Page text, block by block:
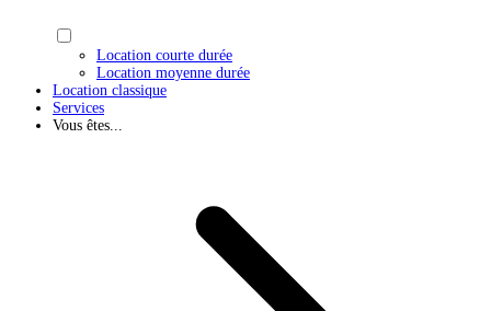
Location courte durée
Location moyenne durée
Location classique
Services
Vous êtes...